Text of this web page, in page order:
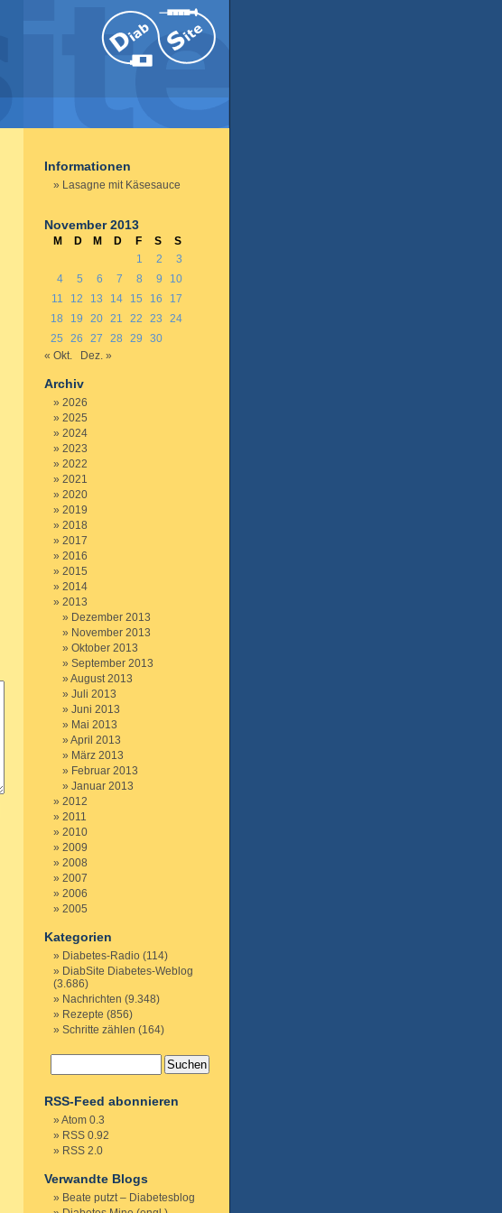
Informationen
Lasagne mit Käsesauce
November 2013
M D M D F S
S
1
2
3
4
5 6 7 8 9
10
11
12 13 14 15 16
17
18
19 20 21 22 23
24
25
26 27 28 29
30
« Okt.
Dez. »
Archiv
2026
2025
2024
2023
2022
2021
2020
2019
2018
2017
2016
2015
2014
2013
Dezember 2013
November 2013
Oktober 2013
September 2013
August 2013
Juli 2013
Juni 2013
Mai 2013
April 2013
März 2013
Februar 2013
Januar 2013
2012
2011
2010
2009
2008
2007
2006
2005
Kategorien
Diabetes-Radio (114)
DiabSite Diabetes-Weblog
(3.686)
Nachrichten (9.348)
Rezepte (856)
Schritte zählen (164)
RSS-Feed abonnieren
Atom 0.3
RSS 0.92
RSS 2.0
Verwandte Blogs
Beate putzt – Diabetesblog